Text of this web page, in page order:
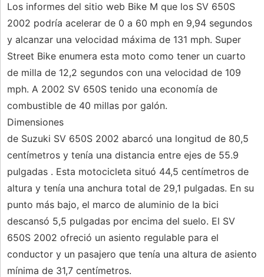
Los informes del sitio web Bike M que los SV 650S
2002 podría acelerar de 0 a 60 mph en 9,94 segundos
y alcanzar una velocidad máxima de 131 mph. Super
Street Bike enumera esta moto como tener un cuarto
de milla de 12,2 segundos con una velocidad de 109
mph. A 2002 SV 650S tenido una economía de
combustible de 40 millas por galón.
Dimensiones
de Suzuki SV 650S 2002 abarcó una longitud de 80,5
centímetros y tenía una distancia entre ejes de 55.9
pulgadas . Esta motocicleta situó 44,5 centímetros de
altura y tenía una anchura total de 29,1 pulgadas. En su
punto más bajo, el marco de aluminio de la bici
descansó 5,5 pulgadas por encima del suelo. El SV
650S 2002 ofreció un asiento regulable para el
conductor y un pasajero que tenía una altura de asiento
mínima de 31,7 centímetros.